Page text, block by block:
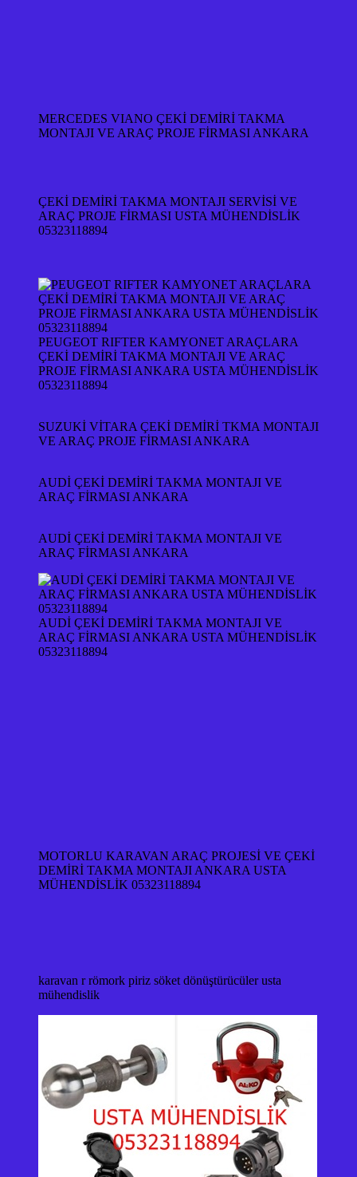
MERCEDES VIANO ÇEKİ DEMİRİ TAKMA
MONTAJI VE ARAÇ PROJE FİRMASI ANKARA
ÇEKİ DEMİRİ TAKMA MONTAJI SERVİSİ VE
ARAÇ PROJE FİRMASI USTA MÜHENDİSLİK
05323118894
PEUGEOT RIFTER KAMYONET ARAÇLARA
ÇEKİ DEMİRİ TAKMA MONTAJI VE ARAÇ
PROJE FİRMASI ANKARA USTA MÜHENDİSLİK
05323118894
SUZUKİ VİTARA ÇEKİ DEMİRİ TKMA MONTAJI
VE ARAÇ PROJE FİRMASI ANKARA
AUDİ ÇEKİ DEMİRİ TAKMA MONTAJI VE
ARAÇ FİRMASI ANKARA
AUDİ ÇEKİ DEMİRİ TAKMA MONTAJI VE
ARAÇ FİRMASI ANKARA
AUDİ ÇEKİ DEMİRİ TAKMA MONTAJI VE
ARAÇ FİRMASI ANKARA USTA MÜHENDİSLİK
05323118894
MOTORLU KARAVAN ARAÇ PROJESİ VE ÇEKİ
DEMİRİ TAKMA MONTAJI ANKARA USTA
MÜHENDİSLİK 05323118894
karavan r römork piriz söket dönüştürücüler usta
mühendislik